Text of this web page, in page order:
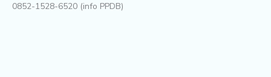
0852-1528-6520 (info PPDB)